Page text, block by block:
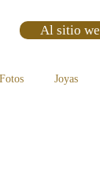
Al sitio
Fotos Joyas